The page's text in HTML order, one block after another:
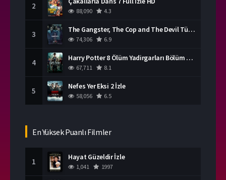
2
88,090 4.3
3 The Gangster, The Cop and The Devil Türkçe Dublaj İzle
74,306 6.9
4 Harry Potter 8 Ölüm Yadirgarları Bölüm 2 İzle
67,711 8.1
5 Nefes Yer Eksi 2 İzle
58,056 6.5
En Yüksek Puanlı Filmler
1 Hayat Güzeldir İzle
1,041 1997